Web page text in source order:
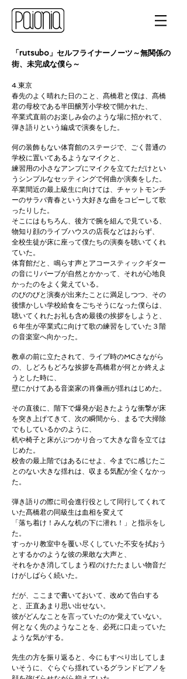
「rutsubo」セルフライナーノーツ～無関係の
街、未完成な僕ら～
4.東京
春先のよく晴れた日のこと、髙橋君と僕は、髙橋
君の母校である半田醸芳小学校で開かれた、
卒業式直前のお楽しみ会のような場に招かれて、
弾き語りという編成で演奏をした。
何の装飾もない体育館のステージで、ごく普通の
学校に置いてあるようなマイクと、
練習用の小さなアンプにマイクを立てただけとい
うシンプルなセッティングで何曲か演奏をした。
卒業間近の最上級生に向けては、チャットモンチ
ーのサラバ青春という大好きな曲をコピーして歌
ったりした。
そこにはもちろん、後方で腕を組んで見ている、
物知り顔のライブハウスの店長などはおらず、
全校生徒が床に座って僕たちの演奏を聴いてくれ
ていた。
体育館だと、鳴らす声とアコースティックギター
の音にリバーブが自然とかかって、それが心地良
かったのをよく覚えている。
のびのびと演奏が出来たことに満足しつつ、その
後懐かしい学校給食をごちそうになった僕らは、
聴いてくれたお礼も含め最後の挨拶をしようと、
６年生が卒業式に向けて歌の練習をしていた３階
の音楽室へ向かった。
教卓の前に立たされて、ライブ時のMCさながら
の、しどろもどろな挨拶を髙橋君が何とか終えよ
うとした時に、
壁にかけてある音楽家の肖像画が揺れはじめた。
その直後に、階下で爆発が起きたような衝撃が床
を突き上げてきて、次の瞬間から、まるで大掃除
でもしているかのように、
机や椅子と床がぶつかり合って大きな音を立ては
じめた。
校舎の最上階ではあるにせよ、今までに感じたこ
とのない大きな揺れは、収まる気配が全くなかっ
た。
弾き語りの際に司会進行役として同行してくれて
いた髙橋君の同級生は血相を変えて
「落ち着け！みんな机の下に潜れ！」と指示をし
た。
すっかり教室中を覆い尽くしていた不安を拭おう
とするかのような彼の果敢な大声と、
それをかき消してしまう程のけたたましい物音だ
けがしばらく続いた。
だが、ここまで書いておいて、改めて告白する
と、正直あまり思い出せない。
彼がどんなことを言っていたのか覚えていない。
何となく先のようなことを、必死に口走っていた
ような気がする。
先生の方を振り返ると、今にもすべり出してしま
いそうに、ぐらぐら揺れているグランドピアノを